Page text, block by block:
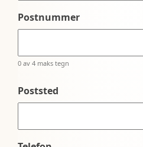
Postnummer
0 av 4 maks tegn
Poststed